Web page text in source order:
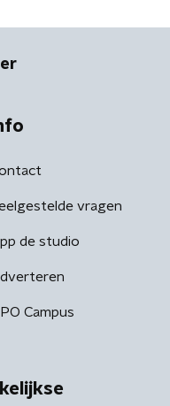
vragen
de studio
Campus